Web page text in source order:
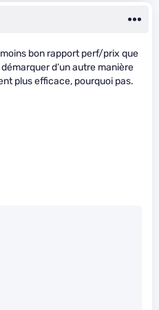
bon rapport perf/prix que
d’un autre manière
plus efficace, pourquoi pas.